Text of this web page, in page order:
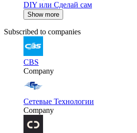
DIY или Сделай сам
Show more
Subscribed to companies
CBS
Company
Сетевые Технологии
Company